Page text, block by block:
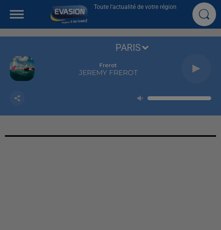
Toute l'actualité de votre région
Frerot
JEREMY FREROT
PARIS